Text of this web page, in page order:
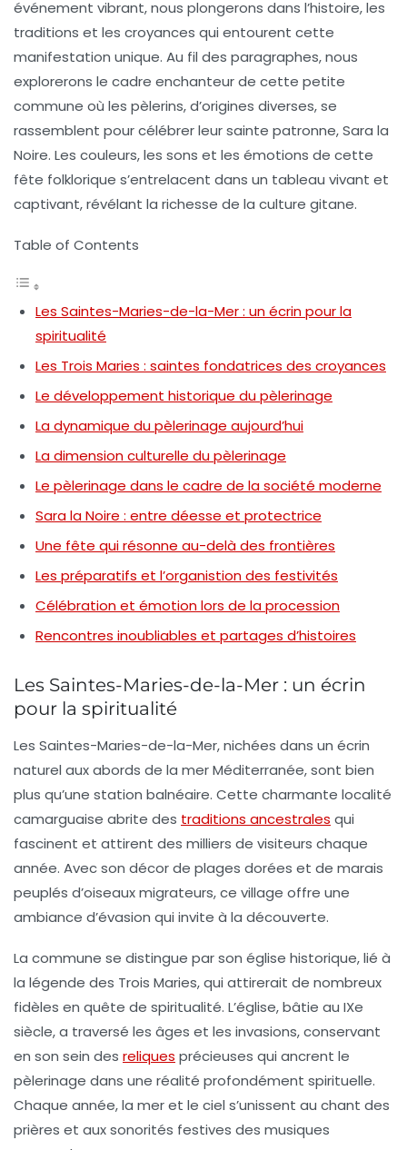
événement vibrant, nous plongerons dans l’histoire, les
traditions et les croyances qui entourent cette
manifestation unique. Au fil des paragraphes, nous
explorerons le cadre enchanteur de cette petite
commune où les pèlerins, d’origines diverses, se
rassemblent pour célébrer leur sainte patronne,Sara la
Noire. Les couleurs, les sons et les émotions de cette
fête folklorique s’entrelacent dans un tableau vivant et
captivant, révélant la richesse de la culture gitane.
Table of Contents
Les Saintes-Maries-de-la-Mer : un écrin pour la
spiritualité
Les Trois Maries : saintes fondatrices des croyances
Le développement historique du pèlerinage
La dynamique du pèlerinage aujourd’hui
La dimension culturelle du pèlerinage
Le pèlerinage dans le cadre de la société moderne
Sara la Noire : entre déesse et protectrice
Une fête qui résonne au-delà des frontières
Les préparatifs et l’organistion des festivités
Célébration et émotion lors de la procession
Rencontres inoubliables et partages d’histoires
Les Saintes-Maries-de-la-Mer : un écrin
pour la spiritualité
Les Saintes-Maries-de-la-Mer, nichées dans un écrin
naturel aux abords de la mer Méditerranée, sont bien
plus qu’une station balnéaire. Cette charmante localité
camarguaise abrite des traditions ancestrales qui
fascinent et attirent des milliers de visiteurs chaque
année. Avec son décor de plages dorées et de marais
peuplés d’oiseaux migrateurs, ce village offre une
ambiance d’évasion qui invite à la découverte.
La commune se distingue par son église historique, lié à
la légende des Trois Maries, qui attirerait de nombreux
fidèles en quête de spiritualité. L’église, bâtie au IXe
siècle, a traversé les âges et les invasions, conservant
en son sein des reliques précieuses qui ancrent le
pèlerinage dans une réalité profondément spirituelle.
Chaque année, la mer et le ciel s’unissent au chant des
prières et aux sonorités festives des musiques